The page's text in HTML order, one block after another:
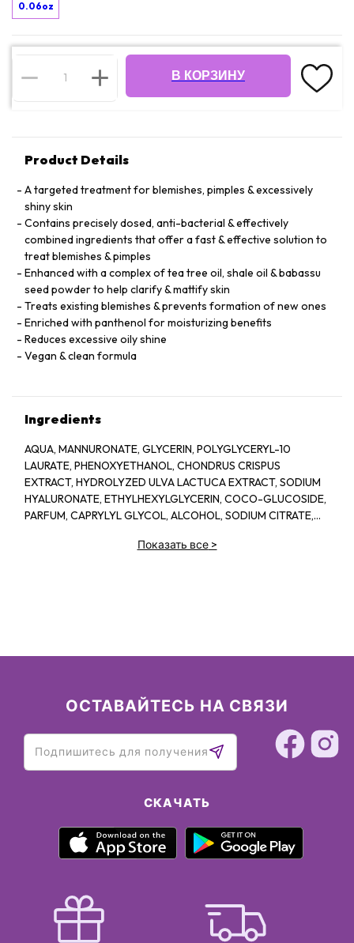
0.06oz
В КОРЗИНУ
Product Details
A targeted treatment for blemishes, pimples & excessively
shiny skin
Contains precisely dosed, anti-bacterial & effectively
combined ingredients that offer a fast & effective solution to
treat blemishes & pimples
Enhanced with a complex of tea tree oil, shale oil & babassu
seed powder to help clarify & mattify skin
Treats existing blemishes & prevents formation of new ones
Enriched with panthenol for moisturizing benefits
Reduces excessive oily shine
Vegan & clean formula
Ingredients
AQUA, MANNURONATE, GLYCERIN, POLYGLYCERYL-10
LAURATE, PHENOXYETHANOL, CHONDRUS CRISPUS
EXTRACT, HYDROLYZED ULVA LACTUCA EXTRACT, SODIUM
HYALURONATE, ETHYLHEXYLGLYCERIN, COCO-GLUCOSIDE,
PARFUM, CAPRYLYL GLYCOL, ALCOHOL, SODIUM CITRATE,
GERANIOL, GLAUCINE, SORBIC ACID, ACETYL
Показать все>
ОСТАВАЙТЕСЬ НА СВЯЗИ
СКАЧАТЬ